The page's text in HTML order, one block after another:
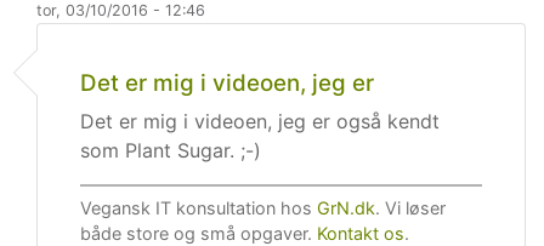
tor, 03/10/2016 - 12:46
Det er mig i videoen, jeg er
Det er mig i videoen, jeg er også kendt
som Plant Sugar. ;-)
Vegansk IT konsultation hos GrN.dk. Vi løser
både store og små opgaver. Kontakt os.